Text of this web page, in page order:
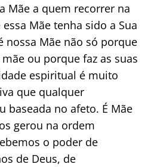
Mãe a quem recorrer na
Mãe tenha sido a Sua
nossa Mãe não só porque
ou porque faz as suas
espiritual é muito
que qualquer
baseada no afeto. É Mãe
gerou na ordem
o poder de
de Deus, de